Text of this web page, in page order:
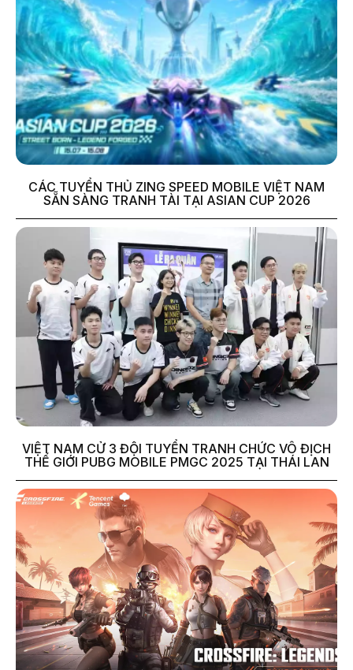
CÁC TUYỂN THỦ ZING SPEED MOBILE VIỆT NAM
SẴN SÀNG TRANH TÀI TẠI ASIAN CUP 2026
VIỆT NAM CỬ 3 ĐỘI TUYỂN TRANH CHỨC VÔ ĐỊCH
THẾ GIỚI PUBG MOBILE PMGC 2025 TẠI THÁI LAN